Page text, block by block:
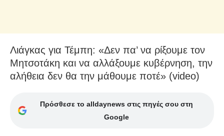
Λιάγκας για Τέμπη: «Δεν πα’ να ρίξουμε τον
Μητσοτάκη και να αλλάξουμε κυβέρνηση, την
αλήθεια δεν θα την μάθουμε ποτέ» (video)
Πρόσθεσε το alldaynews στις πηγές σου στη
Google